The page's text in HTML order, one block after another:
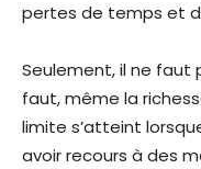
pertes de temps et
Seulement, il ne faut
faut, même la
limite s’atteint
avoir recours à des